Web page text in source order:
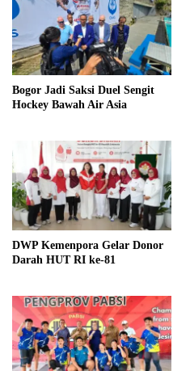
Bogor Jadi Saksi Duel Sengit
Hockey Bawah Air Asia
DWP Kemenpora Gelar Donor
Darah HUT RI ke-81